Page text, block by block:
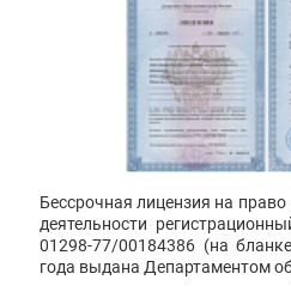
Бессрочная лицензия на
деятельности
01298-77/00184386 (на
года выдана Департаментом